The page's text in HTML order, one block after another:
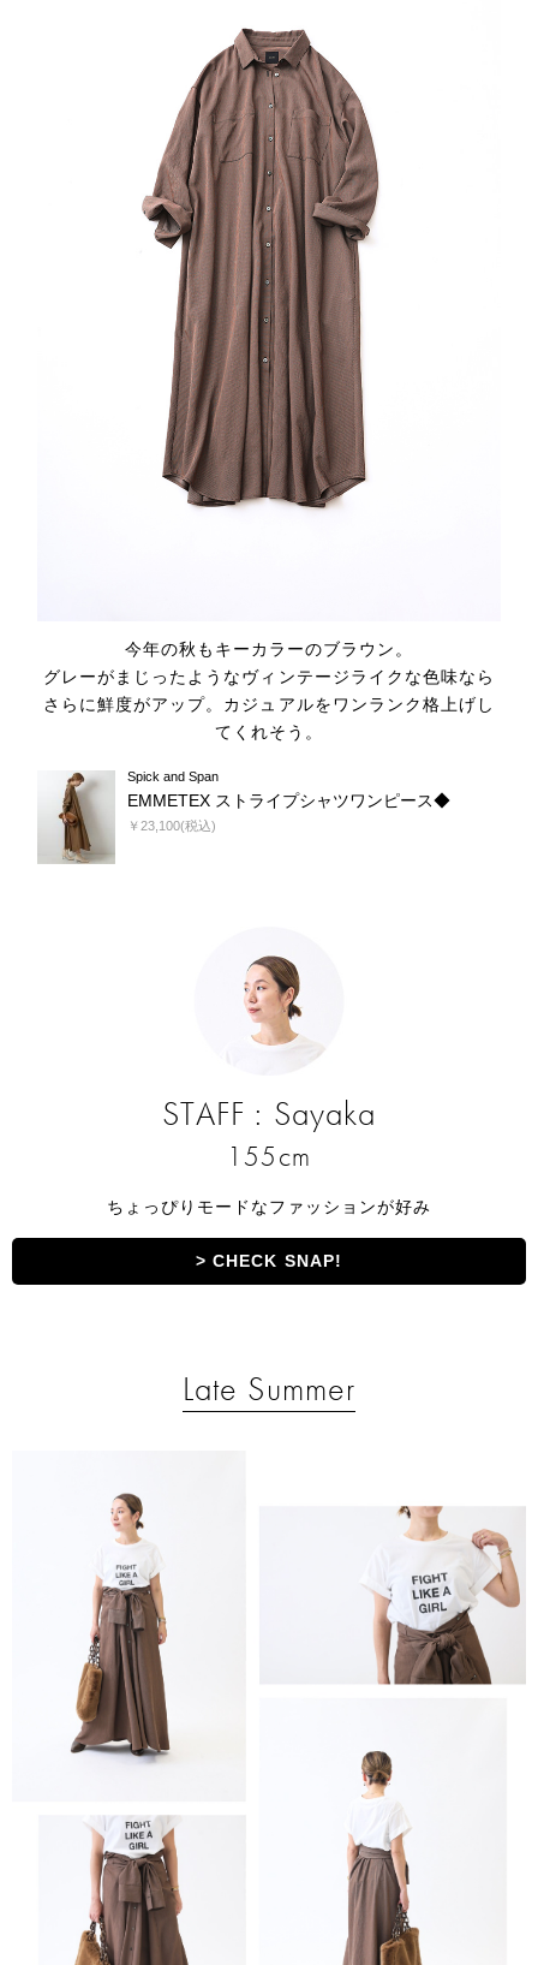
今年の秋もキーカラーのブラウン。
グレーがまじったようなヴィンテージライクな色味なら
さらに鮮度がアップ。カジュアルをワンランク格上げし
てくれそう。
Spick and Span
EMMETEX ストライプシャツワンピース◆
￥23,100(税込)
STAFF : Sayaka
155cm
ちょっぴりモードなファッションが好み
> CHECK SNAP!
Late Summer